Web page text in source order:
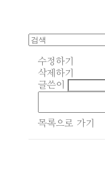
수정하기
삭제하기
글쓴이
목록으로 가기